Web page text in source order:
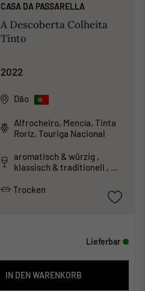
CASA DA PASSARELLA
A Descoberta Colheita
Tinto
2022
Dão
Alfrocheiro, Mencía, Tinta
Roriz, Touriga Nacional
aromatisch & würzig ,
klassisch & traditionell ,
Trocken
Lieferbar
IN DEN WARENKORB